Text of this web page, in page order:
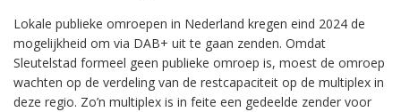
Lokale publieke omroepen in Nederland kregen eind 2024 de
mogelijkheid om via DAB+ uit te gaan zenden. Omdat
Sleutelstad formeel geen publieke omroep is, moest de omroep
wachten op de verdeling van de restcapaciteit op de multiplex in
deze regio. Zo’n multiplex is in feite een gedeelde zender voor